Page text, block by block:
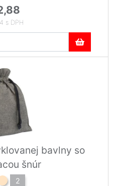
s DPH
bavlny so
šnúr
2